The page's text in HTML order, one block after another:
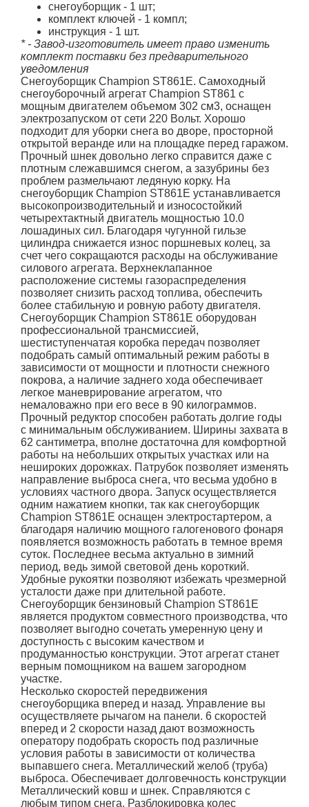
снегоуборщик - 1 шт;
комплект ключей - 1 компл;
инструкция - 1 шт.
* - Завод-изготовитель имеет право изменить
комплект поставки без предварительного
уведомления
Снегоуборщик Champion ST861E. Самоходный
снегоуборочный агрегат Champion ST861 с
мощным двигателем объемом 302 см3, оснащен
электрозапуском от сети 220 Вольт. Хорошо
подходит для уборки снега во дворе, просторной
открытой веранде или на площадке перед гаражом.
Прочный шнек довольно легко справится даже с
плотным слежавшимся снегом, а зазубрины без
проблем размельчают ледяную корку. На
снегоуборщик Champion ST861E устанавливается
высокопроизводительный и износостойкий
четырехтактный двигатель мощностью 10.0
лошадиных сил. Благодаря чугунной гильзе
цилиндра снижается износ поршневых колец, за
счет чего сокращаются расходы на обслуживание
силового агрегата. Верхнеклапанное
расположение системы газораспределения
позволяет снизить расход топлива, обеспечить
более стабильную и ровную работу двигателя.
Снегоуборщик Champion ST861E оборудован
профессиональной трансмиссией,
шестиступенчатая коробка передач позволяет
подобрать самый оптимальный режим работы в
зависимости от мощности и плотности снежного
покрова, а наличие заднего хода обеспечивает
легкое маневрирование агрегатом, что
немаловажно при его весе в 90 килограммов.
Прочный редуктор способен работать долгие годы
с минимальным обслуживанием. Ширины захвата в
62 сантиметра, вполне достаточна для комфортной
работы на небольших открытых участках или на
нешироких дорожках. Патрубок позволяет изменять
направление выброса снега, что весьма удобно в
условиях частного двора. Запуск осуществляется
одним нажатием кнопки, так как снегоуборщик
Champion ST861E оснащен электростартером, а
благодаря наличию мощного галогенового фонаря
появляется возможность работать в темное время
суток. Последнее весьма актуально в зимний
период, ведь зимой световой день короткий.
Удобные рукоятки позволяют избежать чрезмерной
усталости даже при длительной работе.
Снегоуборщик бензиновый Champion ST861E
является продуктом совместного производства, что
позволяет выгодно сочетать умеренную цену и
доступность с высоким качеством и
продуманностью конструкции. Этот агрегат станет
верным помощником на вашем загородном
участке.
Несколько скоростей передвижения
снегоуборщика вперед и назад. Управление вы
осуществляете рычагом на панели. 6 скоростей
вперед и 2 скорости назад дают возможность
оператору подобрать скорость под различные
условия работы в зависимости от количества
выпавшего снега. Металлический желоб (труба)
выброса. Обеспечивает долговечность конструкции
Металлический ковш и шнек. Справляются с
любым типом снега. Разблокировка колес